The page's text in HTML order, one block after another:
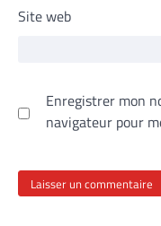
Site web
Enregistrer mon
navigateur pour